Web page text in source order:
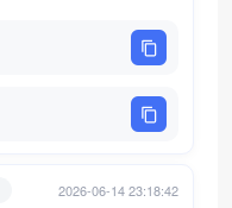
2026-06-14 23:18:42